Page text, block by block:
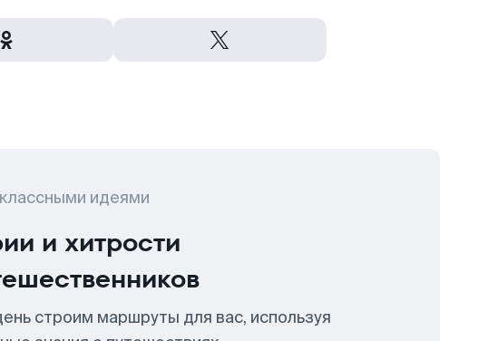
идеями
и хитрости
строим маршруты для вас, используя